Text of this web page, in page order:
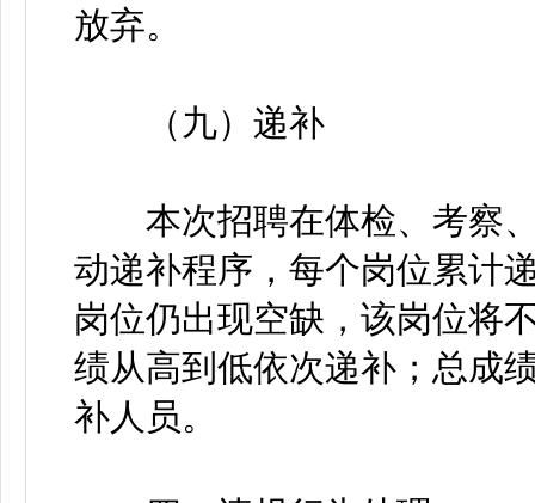
放弃。
（九）递补
本次招聘在体检、考察、
动递补程序，每个岗位累计
岗位仍出现空缺，该岗位将
绩从高到低依次递补；总成
补人员。